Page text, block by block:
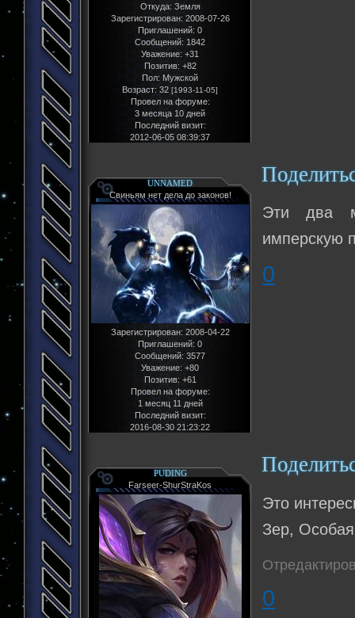
Откуда: Земля
Зарегистрирован: 2008-07-26
Приглашений: 0
Сообщений: 1842
Уважение: +31
Позитив: +82
Пол: Мужской
Возраст: 32 [1993-11-05]
Провел на форуме:
3 месяца 10 дней
Последний визит:
2012-06-05 08:39:37
UNNAMED
Свиньям нет дела до законов!
Зарегистрирован: 2008-04-22
Приглашений: 0
Сообщений: 3577
Уважение: +80
Позитив: +61
Провел на форуме:
1 месяц 11 дней
Последний визит:
2016-08-30 21:23:22
Эти два
имперскую
0
PUDING
Farseer-ShurStraKos
Это
Зер,
0